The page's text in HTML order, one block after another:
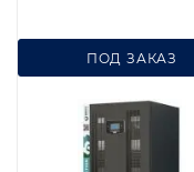
ПОД ЗАКАЗ